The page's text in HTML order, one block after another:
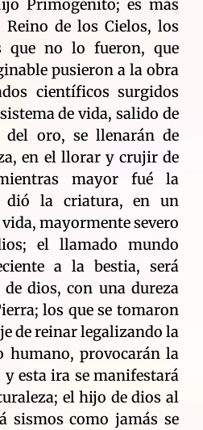
Primogénito; es más
de los Cielos, los
que no lo fueron, que
pusieron a la obra
científicos surgidos
de vida, salido de
del oro, se llenarán de
en el llorar y crujir de
mayor fué la
dió la criatura, en un
mayormente severo
el llamado mundo
a la bestia, será
dios, con una dureza
los que se tomaron
de reinar legalizando la
humano, provocarán la
esta ira se manifestará
el hijo de dios al
sismos como jamás se